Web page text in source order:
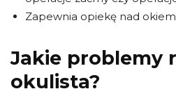
Zapewnia opiekę nad
Jakie problemy
okulista?